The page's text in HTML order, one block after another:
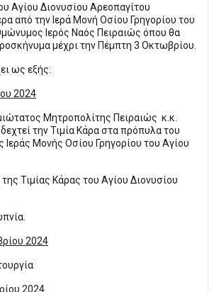
Αγίου Διονυσίου Αρεοπαγίτου
από την Ιερά Μονή Οσίου Γρηγορίου του
Ιερός Ναός Πειραιώς όπου θα
μέχρι την Πέμπτη 3 Οκτωβρίου.
ως εξής:
2024
Μητροπολίτης Πειραιώς κ.κ.
την Τιμία Κάρα στα πρόπυλα του
Ιεράς Μονής Οσίου Γρηγορίου του Αγίου
Τιμίας Κάρας του Αγίου Διονυσίου
2024
2024